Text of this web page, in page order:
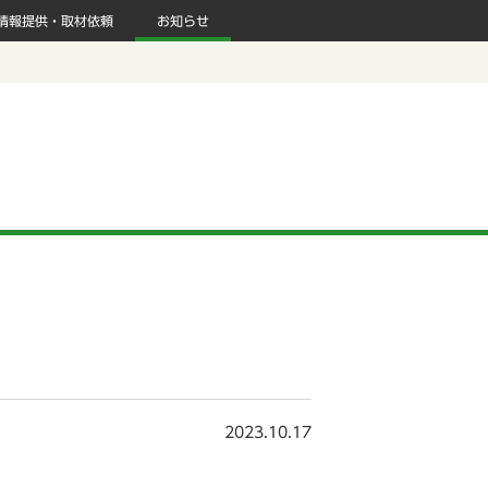
報提供・取材依頼 お知らせ
2023.10.17